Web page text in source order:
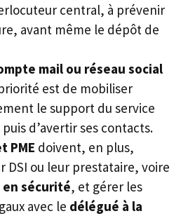
central, à prévenir
avant même le dépôt de
mail ou réseau social
est de mobiliser
le support du service
d’avertir ses contacts.
PME doivent, en plus,
DSI ou leur prestataire, voire
sécurité, et gérer les
avec le délégué à la